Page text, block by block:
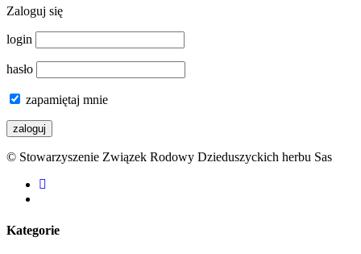
Zaloguj się
login
hasło
zapamiętaj mnie
© Stowarzyszenie Związek Rodowy Dzieduszyckich herbu Sas
facebook
Kategorie